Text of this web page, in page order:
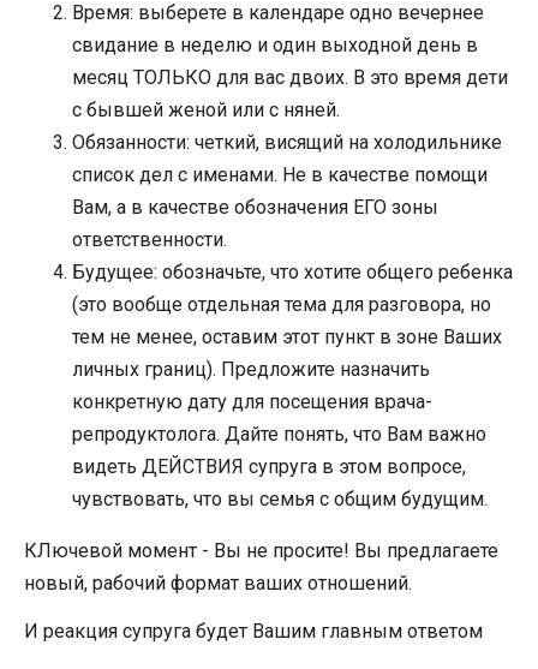
Время: выберете в календаре одно вечернее
свидание в неделю и один выходной день в
месяц ТОЛЬКО для вас двоих. В это время дети
с бывшей женой или с няней.
Обязанности: четкий, висящий на холодильнике
список дел с именами. Не в качестве помощи
Вам, а в качестве обозначения ЕГО зоны
ответственности.
Будущее: обозначьте, что хотите общего ребенка
(это вообще отдельная тема для разговора, но
тем не менее, оставим этот пункт в зоне Ваших
личных границ). Предложите назначить
конкретную дату для посещения врача-
репродуктолога. Дайте понять, что Вам важно
видеть ДЕЙСТВИЯ супруга в этом вопросе,
чувствовать, что вы семья с общим будущим.
КЛючевой момент - Вы не просите! Вы предлагаете
новый, рабочий формат ваших отношений.
И реакция супруга будет Вашим главным ответом